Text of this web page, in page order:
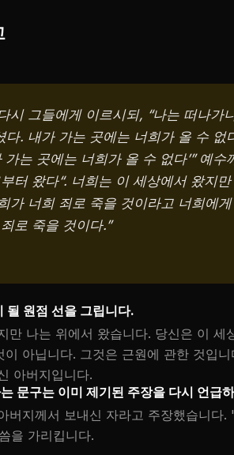
시 그들에게 이르시되, “나는 떠나가
다. 내가 가는 곳에는 너희가 올 수 없
가는 곳에는 너희가 올 수 없다’” 예
터 왔다“. 너희는 이 세상에서 왔지
가 너희 죄로 죽을 것이라고 너희에
로 죽을 것이다.”
될 원점 선을 그립니다.
만 나는 위에서 왔습니다. 당신은 이
이 아닙니다. 그것은 근원에 관한 것입
아버지입니다.
문구는 이미 제기된 주장을 다시 언급
버지께서 보내신 자라고 주장했습니
을 가리킵니다.